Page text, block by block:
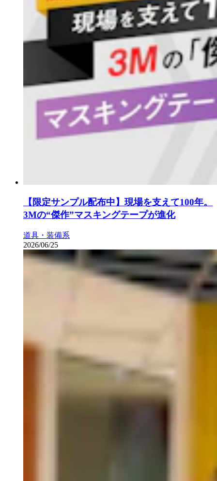
【限定サンプル配布中】現場を支えて100年。
3Mの“傑作”マスキングテープが進化
道具・装備系
2026/06/25